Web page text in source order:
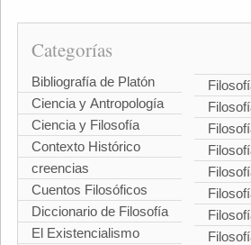
Categorías
Bibliografía de Platón
Ciencia y Antropología
Ciencia y Filosofía
Contexto Histórico
creencias
Cuentos Filosóficos
Diccionario de Filosofía
El Existencialismo